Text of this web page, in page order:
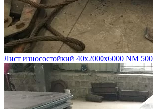
Лист износостойкий 40х2000х6000 NM 500